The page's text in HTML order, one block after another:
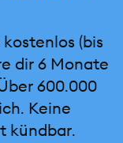
(bis
dir 6 Monate
600.000
Keine
kündbar.